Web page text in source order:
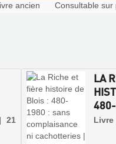
ancien Consultable sur
21
LA
Livre